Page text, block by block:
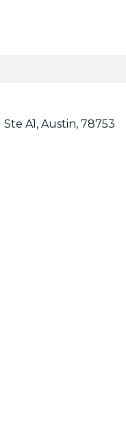
A1, Austin, 78753